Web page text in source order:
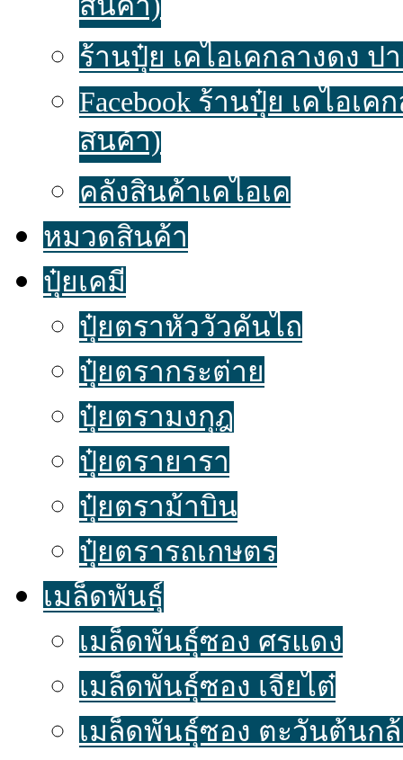
สินค้า)
ร้านปุ๋ย เคไอเคกลางดง
Facebook ร้านปุ๋ย เคไอเ
สินค้า)
คลังสินค้าเคไอเค
หมวดสินค้า
ปุ๋ยเคมี
ปุ๋ยตราหัววัวคันไถ
ปุ๋ยตรากระต่าย
ปุ๋ยตรามงกุฎ
ปุ๋ยตรายารา
ปุ๋ยตราม้าบิน
ปุ๋ยตรารถเกษตร
เมล็ดพันธุ์
เมล็ดพันธุ์ซอง ศรแดง
เมล็ดพันธุ์ซอง เจียไต๋
เมล็ดพันธุ์ซอง ตะวันต้นก